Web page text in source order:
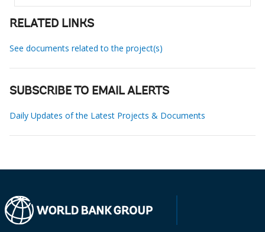
RELATED LINKS
See documents related to the project(s)
SUBSCRIBE TO EMAIL ALERTS
Daily Updates of the Latest Projects & Documents